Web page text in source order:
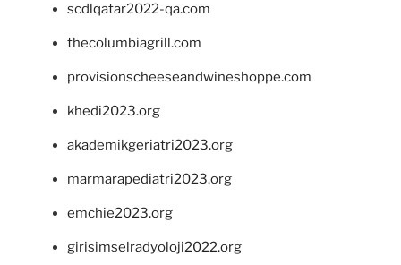
scdlqatar2022-qa.com
thecolumbiagrill.com
provisionscheeseandwineshoppe.com
khedi2023.org
akademikgeriatri2023.org
marmarapediatri2023.org
emchie2023.org
girisimselradyoloji2022.org